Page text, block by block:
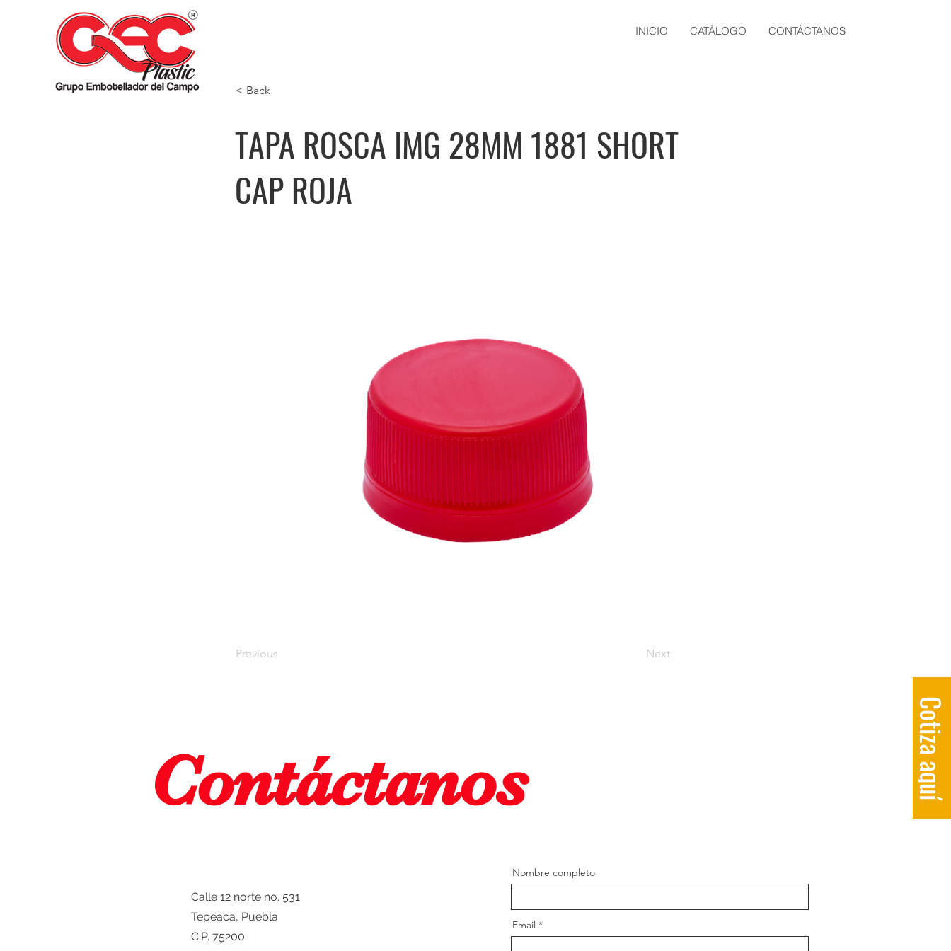
INICIO CATÁLOGO CONTÁCTANOS
Cotiza aquí
< Back
TAPA ROSCA IMG 28MM 1881 SHORT
CAP ROJA
Previous Next
Contáctanos
Calle 12 norte no. 531
Tepeaca, Puebla
C.P. 75200
Nombre completo
Email